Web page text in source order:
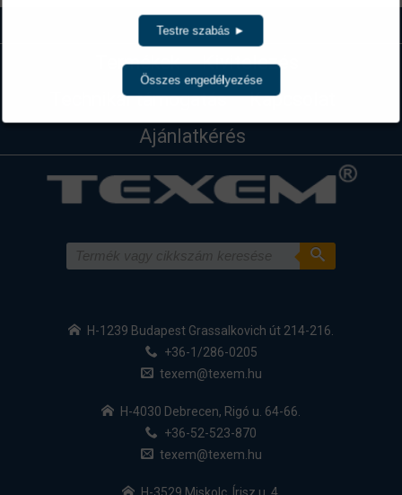
Termékek
Kivitelezés
Technikai támogatás
Kapcsolat
Ajánlatkérés
H-1239 Budapest Grassalkovich út 214-216.
+36-1/286-0205
texem@texem.hu
H-4030 Debrecen, Rigó u. 64-66.
+36-52-523-870
texem@texem.hu
H-3529 Miskolc, Írisz u. 4.
Testre szabás ►
Összes engedélyezése